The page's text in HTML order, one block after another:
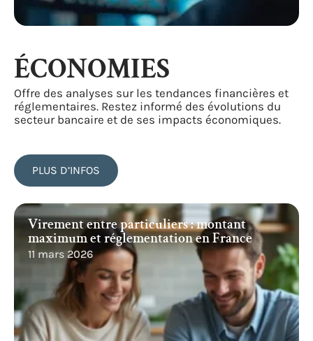
Virement entre particuliers : montant
maximum et réglementation en France
11 mars 2026
ÉCONOMIES
Offre des analyses sur les tendances financières et
réglementaires. Restez informé des évolutions du
secteur bancaire et de ses impacts économiques.
PLUS D’INFOS